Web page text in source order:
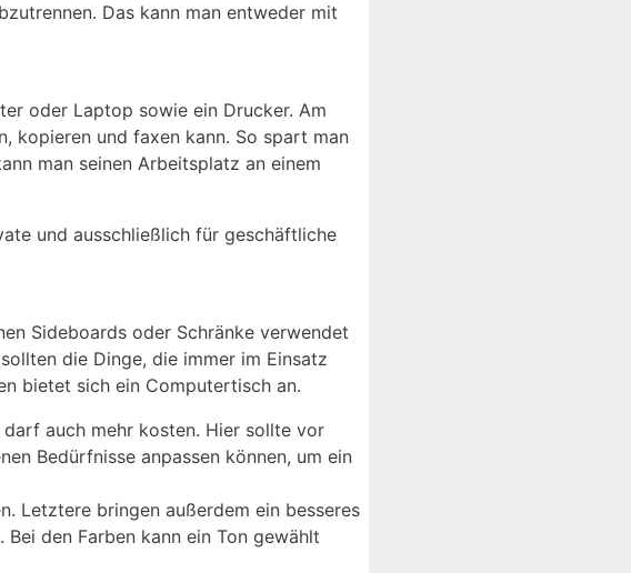
Das kann man entweder mit
oder Laptop sowie ein Drucker. Am
kopieren und faxen kann. So spart man
man seinen Arbeitsplatz an einem
und ausschließlich für geschäftliche
Sideboards oder Schränke verwendet
die Dinge, die immer im Einsatz
bietet sich ein Computertisch an.
auch mehr kosten. Hier sollte vor
Bedürfnisse anpassen können, um ein
Letztere bringen außerdem ein besseres
den Farben kann ein Ton gewählt